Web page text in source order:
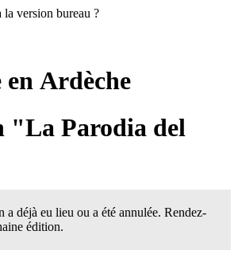
la version bureau ?
en Ardèche
"La Parodia del
a déjà eu lieu ou a été annulée. Rendez-
édition.